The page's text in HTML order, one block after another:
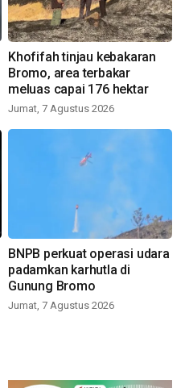
Khofifah tinjau kebakaran
Bromo, area terbakar
meluas capai 176 hektar
Jumat, 7 Agustus 2026
BNPB perkuat operasi udara
padamkan karhutla di
Gunung Bromo
Jumat, 7 Agustus 2026